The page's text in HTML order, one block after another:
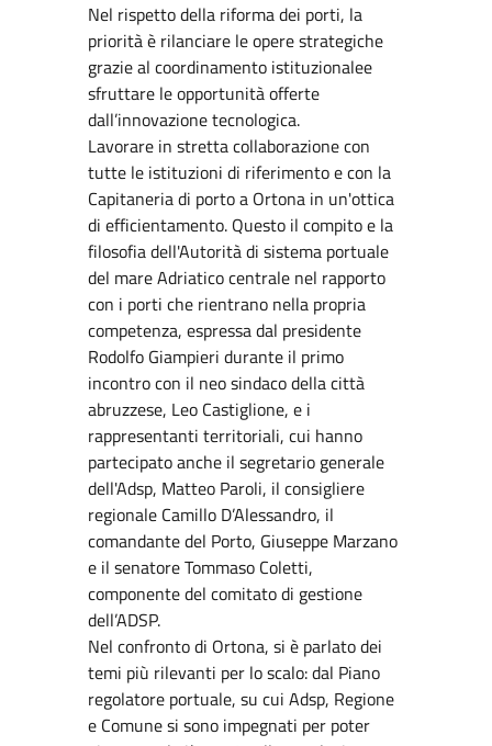
Nel rispetto della riforma dei porti, la
priorità è rilanciare le opere strategiche
grazie al coordinamento istituzionalee
sfruttare le opportunità offerte
dall’innovazione tecnologica.
Lavorare in stretta collaborazione con
tutte le istituzioni di riferimento e con la
Capitaneria di porto a Ortona in un'ottica
di efficientamento. Questo il compito e la
filosofia dell'Autorità di sistema portuale
del mare Adriatico centrale nel rapporto
con i porti che rientrano nella propria
competenza, espressa dal presidente
Rodolfo Giampieri durante il primo
incontro con il neo sindaco della città
abruzzese, Leo Castiglione, e i
rappresentanti territoriali, cui hanno
partecipato anche il segretario generale
dell'Adsp, Matteo Paroli, il consigliere
regionale Camillo D’Alessandro, il
comandante del Porto, Giuseppe Marzano
e il senatore Tommaso Coletti,
componente del comitato di gestione
dell’ADSP.
Nel confronto di Ortona, si è parlato dei
temi più rilevanti per lo scalo: dal Piano
regolatore portuale, su cui Adsp, Regione
e Comune si sono impegnati per poter